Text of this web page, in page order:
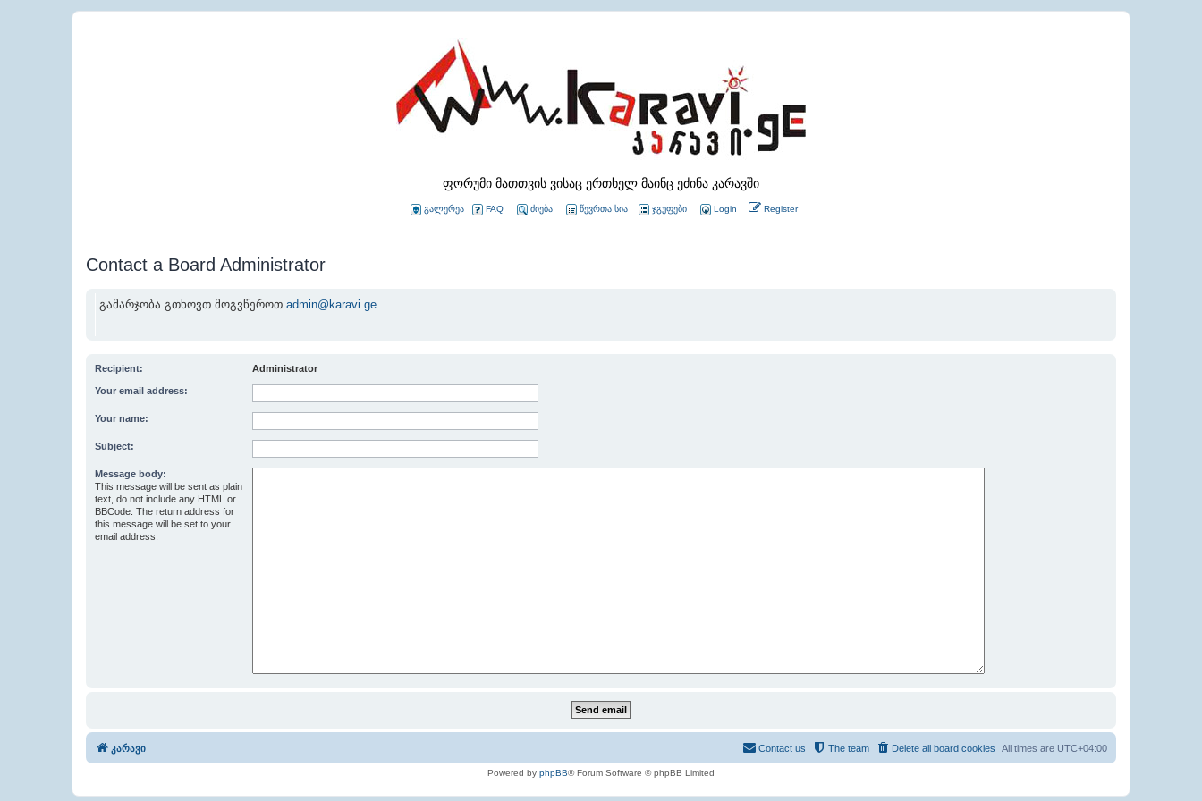
ფორუმი მათთვის ვისაც ერთხელ მაინც ეძინა კარავში
გალერეა FAQ ძიება წევრთა სია ჯგუფები Login Register
Contact a Board Administrator
გამარჯობა გთხოვთ მოგვწეროთ admin@karavi.ge
Recipient: Administrator
Your email address:
Your name:
Subject:
Message body:
This message will be sent as plain
text, do not include any HTML or
BBCode. The return address for
this message will be set to your
email address.
კარავი All times are UTC+04:00
Delete all board cookies
The team
Contact us
Powered by phpBB® Forum Software © phpBB Limited